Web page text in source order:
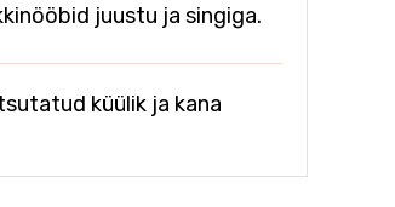
juustu ja singiga.
küülik ja kana